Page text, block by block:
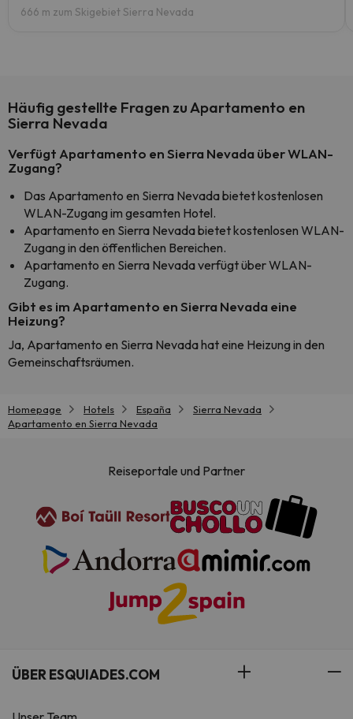
666 m zum Skigebiet Sierra Nevada
Häufig gestellte Fragen zu Apartamento en
Sierra Nevada
Verfügt Apartamento en Sierra Nevada über WLAN-
Zugang?
Das Apartamento en Sierra Nevada bietet kostenlosen
WLAN-Zugang im gesamten Hotel.
Apartamento en Sierra Nevada bietet kostenlosen WLAN-
Zugang in den öffentlichen Bereichen.
Apartamento en Sierra Nevada verfügt über WLAN-
Zugang.
Gibt es im Apartamento en Sierra Nevada eine
Heizung?
Ja, Apartamento en Sierra Nevada hat eine Heizung in den
Gemeinschaftsräumen.
Homepage Hotels España
Sierra Nevada
Apartamento en Sierra Nevada
Reiseportale und Partner
ÜBER ESQUIADES.COM